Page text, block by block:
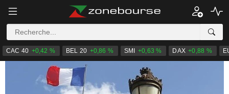
CAC 40 +0,42 % BEL 20 +0,86 % SMI +0,63 % DAX +0,88 %